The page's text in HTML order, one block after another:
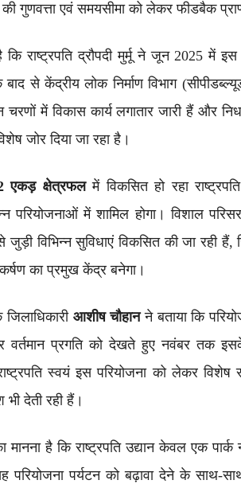
की गुणवत्ता एवं समयसीमा को लेकर फीडबैक
राष्ट्रपति द्रौपदी मुर्मू ने जून 2025 में इस
से केंद्रीय लोक निर्माण विभाग
चरणों में विकास कार्य लगातार जारी हैं और
जोर दिया जा रहा है।
एकड़ क्षेत्रफलमें विकसित हो रहा
परियोजनाओं में शामिल होगा। विशाल
जुड़ी विभिन्न सुविधाएं विकसित की जा रही
का प्रमुख केंद्र बनेगा।
आशीष चौहानने बताया कि
वर्तमान प्रगति को देखते हुए नवंबर तक
राष्ट्रपति स्वयं इस परियोजना को लेकर
भी देती रही हैं।
मानना है कि राष्ट्रपति उद्यान केवल एक
परियोजना पर्यटन को बढ़ावा देने के साथ-